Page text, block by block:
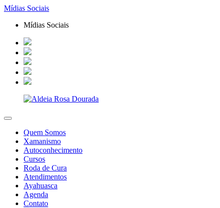
Mídias Sociais
Mídias Sociais
Quem Somos
Xamanismo
Autoconhecimento
Cursos
Roda de Cura
Atendimentos
Ayahuasca
Agenda
Contato